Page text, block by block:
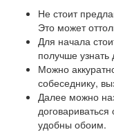
Не стоит
Это может
Для начала
получше узнать
Можно
собеседнику,
Далее можно
удобны обоим.